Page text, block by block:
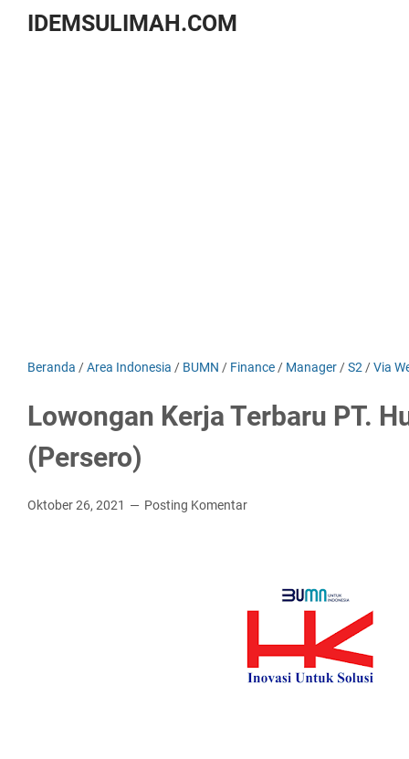
IDEMSULIMAH.COM
Beranda /Area Indonesia / BUMN / Finance / Manager /S2 /Via
Lowongan Kerja Terbaru PT.
(Persero)
Oktober 26, 2021 Posting Komentar